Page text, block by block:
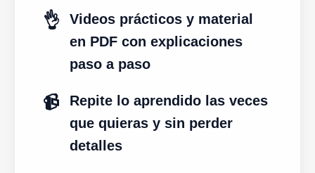
👌
Videos prácticos y material
en PDF con explicaciones
paso a paso
📹
Repite lo aprendido las veces
que quieras y sin perder
detalles